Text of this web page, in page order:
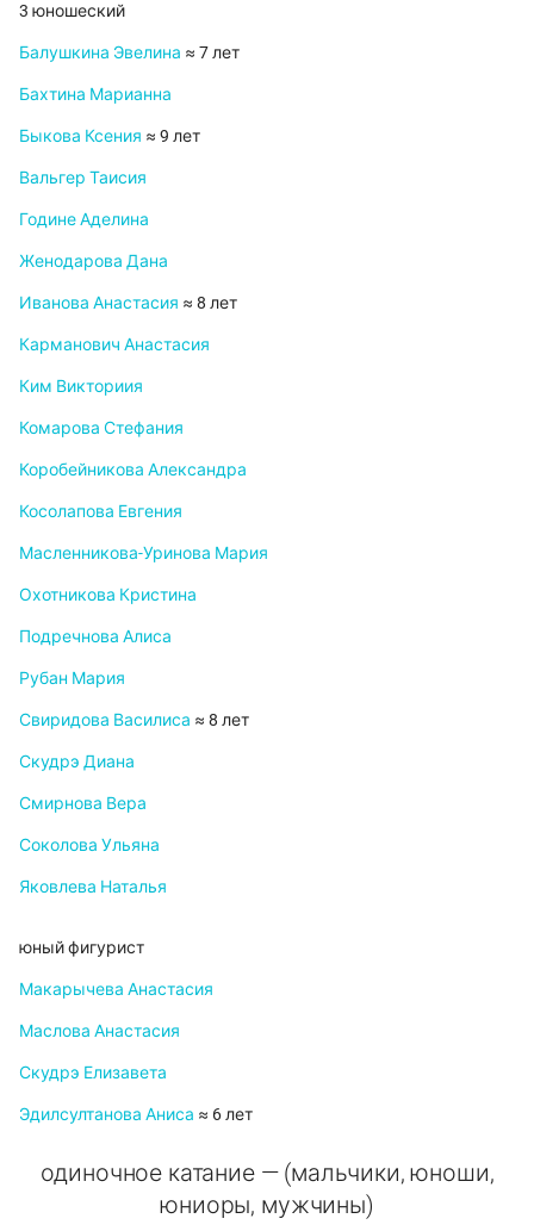
3 юношеский
Балушкина Эвелина ≈ 7 лет
Бахтина Марианна
Быкова Ксения ≈ 9 лет
Вальгер Таисия
Године Аделина
Женодарова Дана
Иванова Анастасия ≈ 8 лет
Карманович Анастасия
Ким Викториия
Комарова Стефания
Коробейникова Александра
Косолапова Евгения
Масленникова-Уринова Мария
Охотникова Кристина
Подречнова Алиса
Рубан Мария
Свиридова Василиса ≈ 8 лет
Скудрэ Диана
Смирнова Вера
Соколова Ульяна
Яковлева Наталья
юный фигурист
Макарычева Анастасия
Маслова Анастасия
Скудрэ Елизавета
Эдилсултанова Аниса ≈ 6 лет
одиночное катание — (мальчики, юноши,
юниоры, мужчины)